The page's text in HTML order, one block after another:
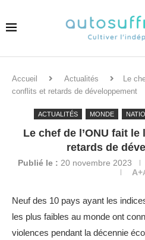
Accueil Actualités
Le
conflits et retards de développement
ACTUALITÉS MONDE
Le chef de l’ONU fait
retards de
Publié le : 20 novembre 2023
A+
Neuf des 10 pays ayant les
les plus faibles au monde ont
violences pendant la décennie